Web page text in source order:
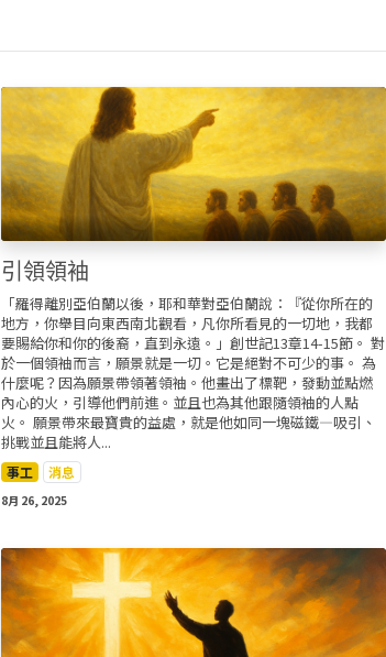
引領領袖
「羅得離別亞伯蘭以後，耶和華對亞伯蘭說：『從你所在的
地方，你舉目向東西南北觀看，凡你所看見的一切地，我都
要賜給你和你的後裔，直到永遠。」創世記13章14-15節。 對
於一個領袖而言，願景就是一切。它是絕對不可少的事。 為
什麼呢？因為願景帶領著領袖。他畫出了標靶，發動並點燃
內心的火，引導他們前進。並且也為其他跟隨領袖的人點
火。 願景帶來最寶貴的益處，就是他如同一塊磁鐵—吸引、
挑戰並且能將人...
事工 消息
8月 26, 2025